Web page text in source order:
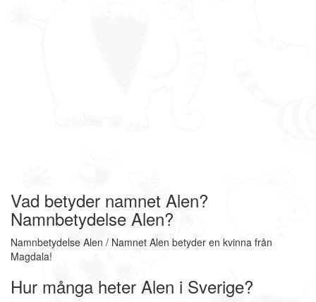
Vad betyder namnet Alen?
Namnbetydelse Alen?
Namnbetydelse Alen / Namnet Alen betyder en kvinna från
Magdala!
Hur många heter Alen i Sverige?